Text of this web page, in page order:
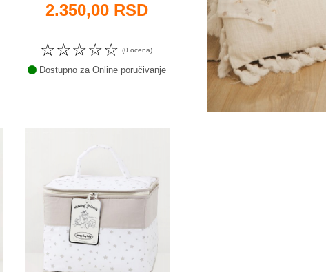
2.350,00 RSD
☆
☆
☆
☆
☆ (0 ocena)
Dostupno za Online poručivanje